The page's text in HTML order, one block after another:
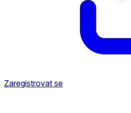
Zaregistrovat se